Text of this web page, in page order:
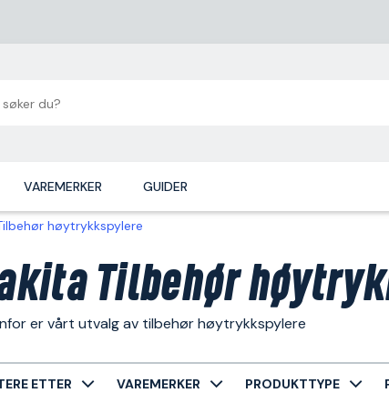
VAREMERKER GUIDER
høytrykkspylere
Tilbehør
er vårt utvalg av tilbehør høytrykkspylere
ETTER VAREMERKER PRODUKTTYPE